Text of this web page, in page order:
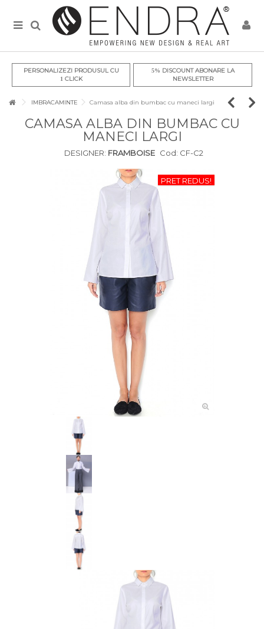
PERSONALIZEZI PRODUSUL CU
1CLICK
5% DISCOUNT ABONARE LA
NEWSLETTER
IMBRACAMINTE Camasa alba din bumbac cu maneci largi
CAMASA ALBA DIN BUMBAC CU
MANECI LARGI
DESIGNER: FRAMBOISE Cod: CF-C2
PRET REDUS!